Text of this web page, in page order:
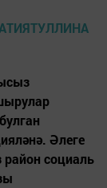
Әлеге
район социаль